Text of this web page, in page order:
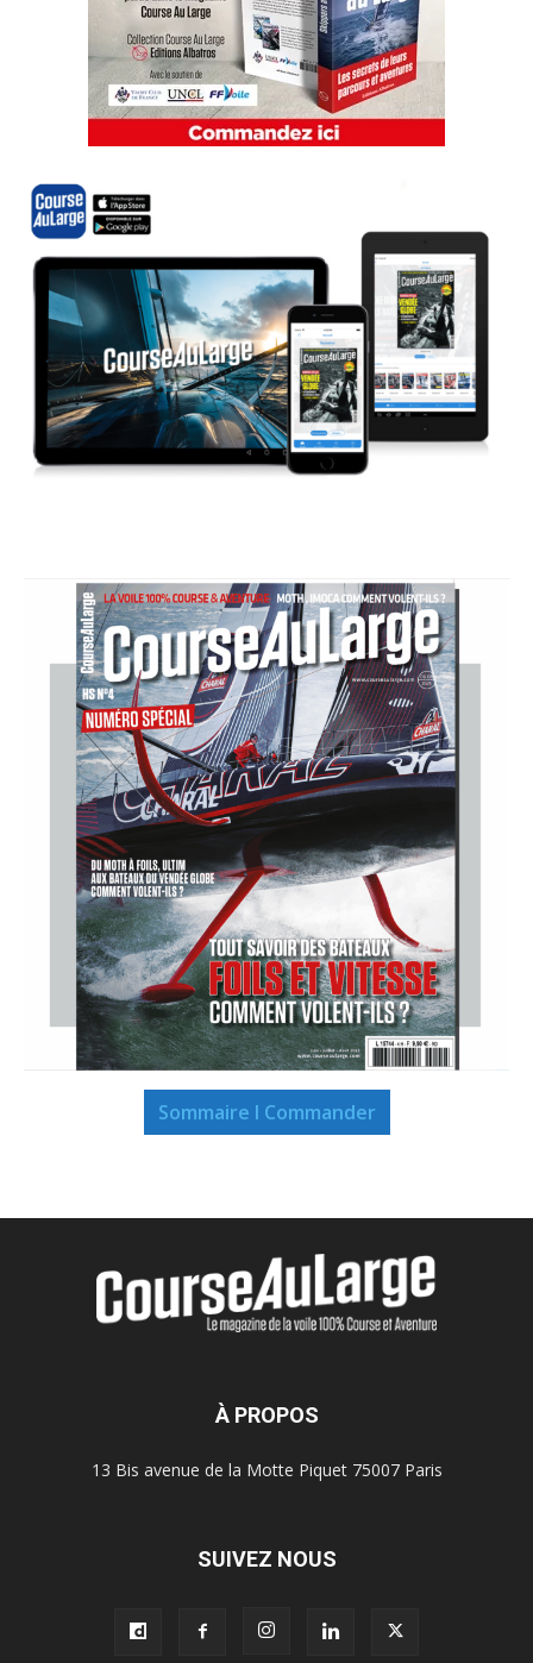
Sommaire I Commander
À PROPOS
13 Bis avenue de la Motte Piquet 75007 Paris
SUIVEZ NOUS